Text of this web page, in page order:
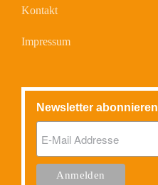
Kontakt
Impressum
Newsletter abonnieren